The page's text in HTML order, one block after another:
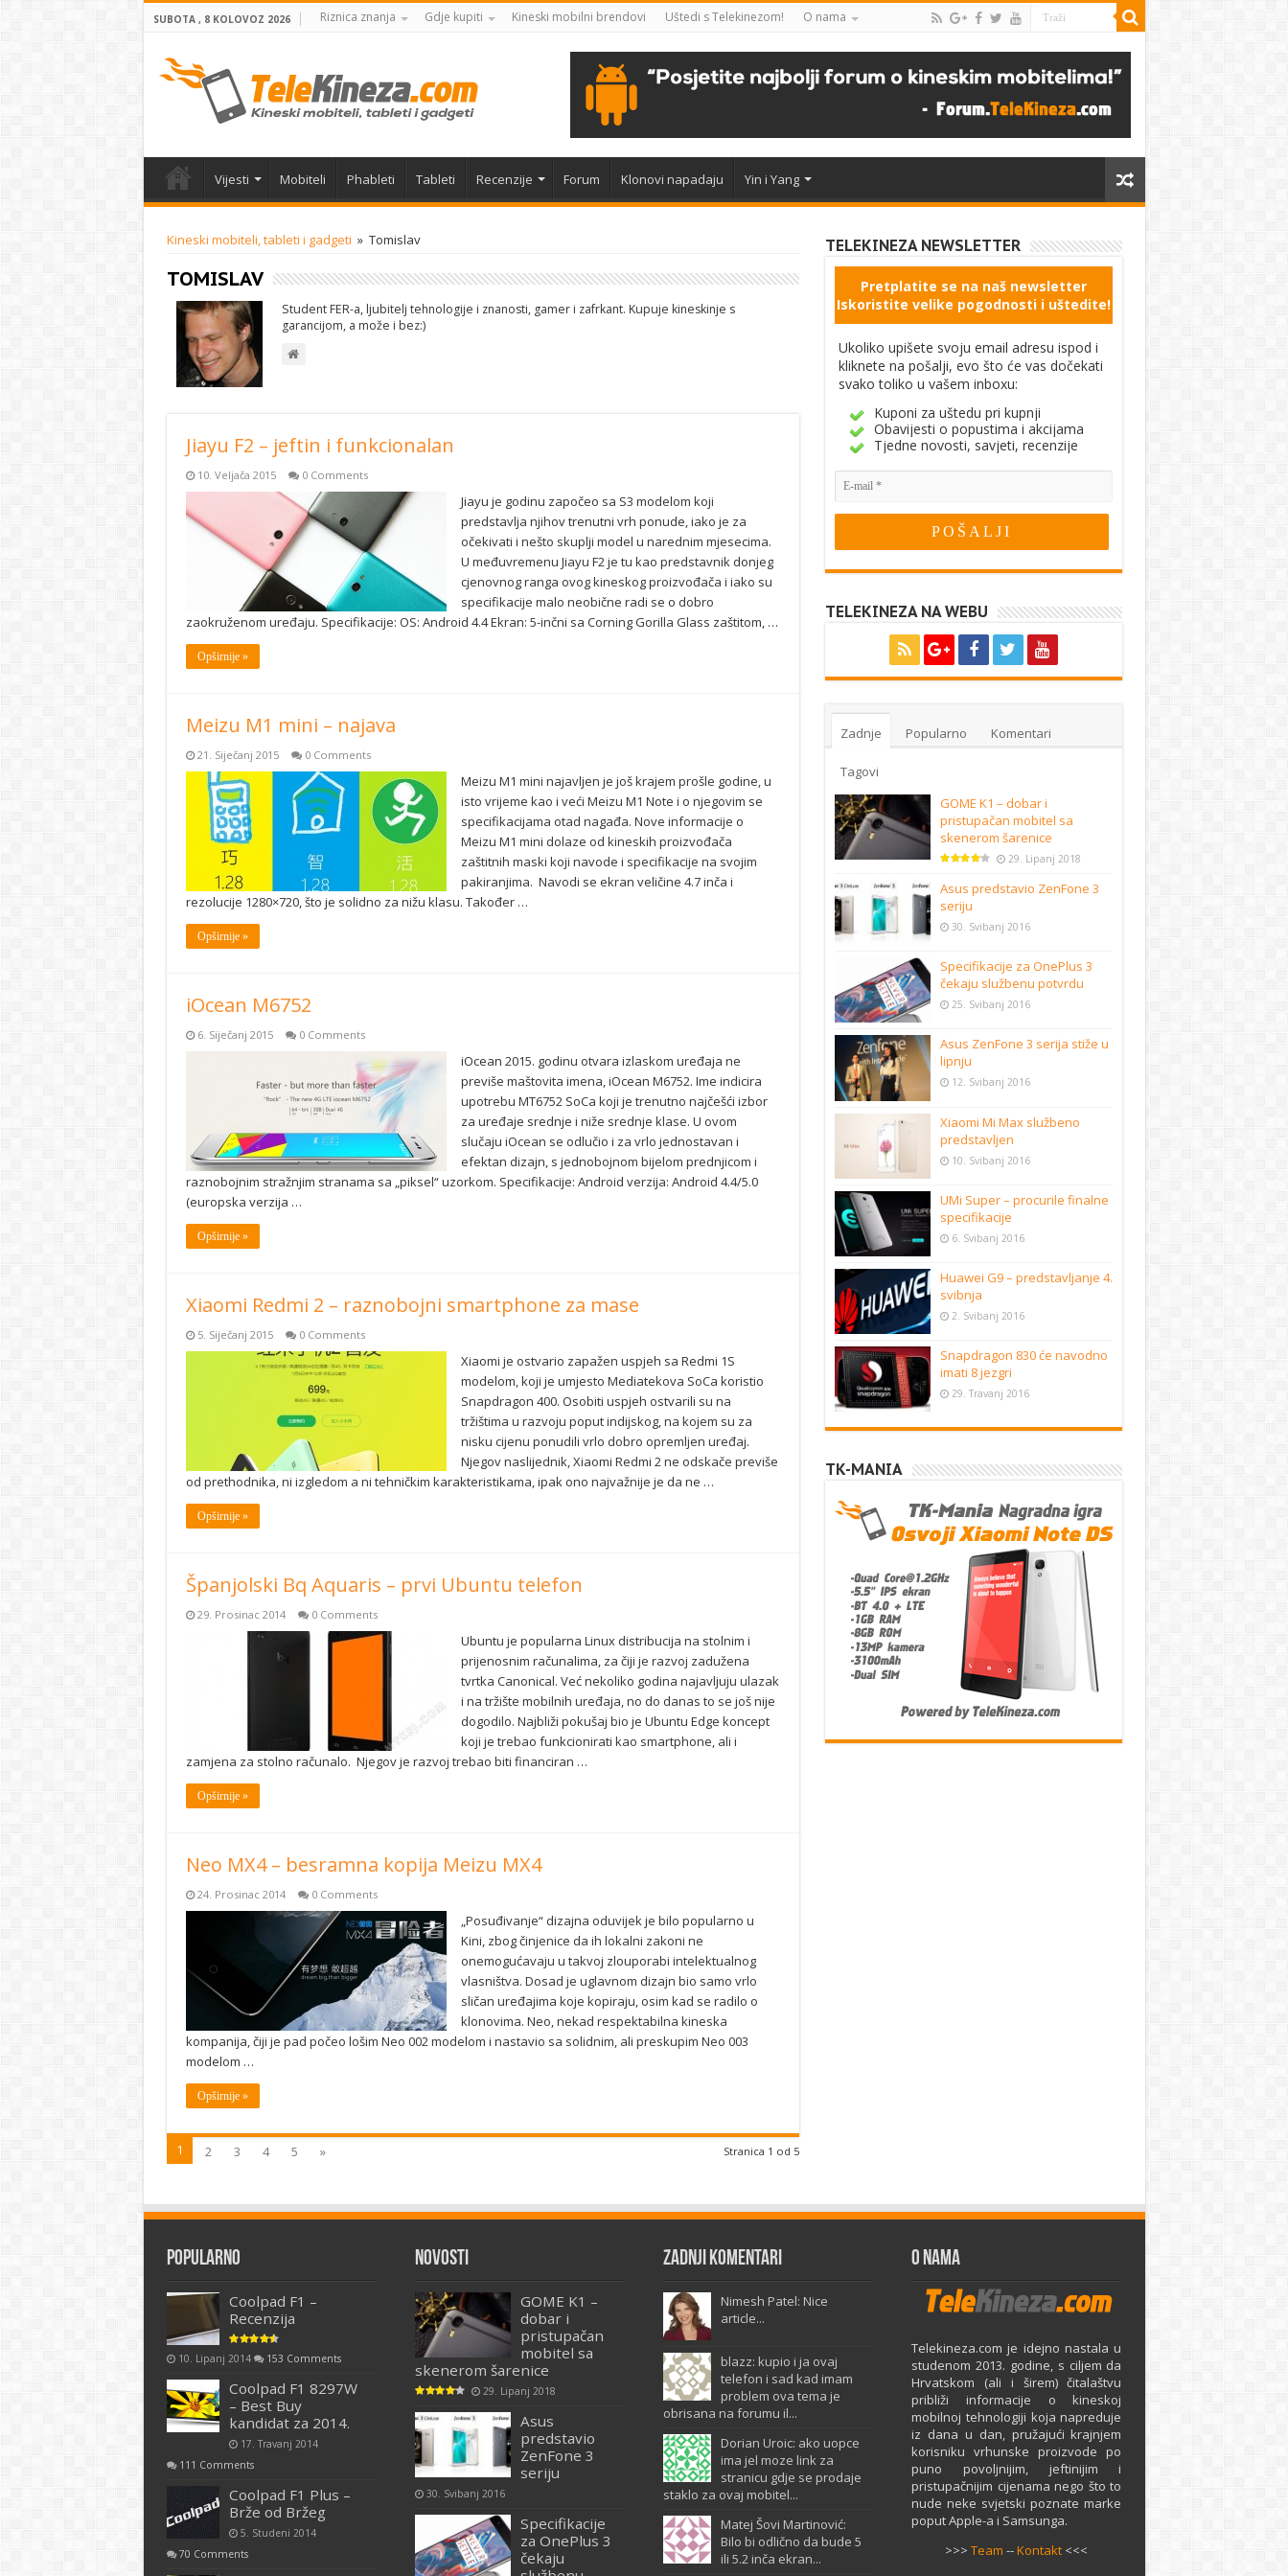
SUBOTA , 8 KOLOVOZ 2026 Riznica znanja Gdje kupiti Kineski mobilni brendovi Uštedi s Telekinezom! O nama
Vijesti Mobiteli Phableti Tableti Recenzije Forum Klonovi napadaju Yin i Yang
Kineski mobiteli, tableti i gadgeti » Tomislav
TOMISLAV
Student FER-a, ljubitelj tehnologije i znanosti, gamer i zafrkant. Kupuje kineskinje s
garancijom, a može i bez:)
Jiayu F2 – jeftin i funkcionalan
10. Veljača 2015 0 Comments
Jiayu je godinu započeo sa S3 modelom koji
predstavlja njihov trenutni vrh ponude, iako je za
očekivati i nešto skuplji model u narednim mjesecima.
U međuvremenu Jiayu F2 je tu kao predstavnik donjeg
cjenovnog ranga ovog kineskog proizvođača i iako su
specifikacije malo neobične radi se o dobro
zaokruženom uređaju. Specifikacije: OS: Android 4.4 Ekran: 5-inčni sa Corning Gorilla Glass zaštitom, …
Opširnije »
Meizu M1 mini – najava
21. Siječanj 2015 0 Comments
Meizu M1 mini najavljen je još krajem prošle godine, u
isto vrijeme kao i veći Meizu M1 Note i o njegovim se
specifikacijama otad nagađa. Nove informacije o
Meizu M1 mini dolaze od kineskih proizvođača
zaštitnih maski koji navode i specifikacije na svojim
pakiranjima. Navodi se ekran veličine 4.7 inča i
rezolucije 1280×720, što je solidno za nižu klasu. Također …
Opširnije »
iOcean M6752
6. Siječanj 2015 0 Comments
iOcean 2015. godinu otvara izlaskom uređaja ne
previše maštovita imena, iOcean M6752. Ime indicira
upotrebu MT6752 SoCa koji je trenutno najčešći izbor
za uređaje srednje i niže srednje klase. U ovom
slučaju iOcean se odlučio i za vrlo jednostavan i
efektan dizajn, s jednobojnom bijelom prednjicom i
raznobojnim stražnjim stranama sa „piksel“ uzorkom. Specifikacije: Android verzija: Android 4.4/5.0
(europska verzija …
Opširnije »
Xiaomi Redmi 2 – raznobojni smartphone za mase
5. Siječanj 2015 0 Comments
Xiaomi je ostvario zapažen uspjeh sa Redmi 1S
modelom, koji je umjesto Mediatekova SoCa koristio
Snapdragon 400. Osobiti uspjeh ostvarili su na
tržištima u razvoju poput indijskog, na kojem su za
nisku cijenu ponudili vrlo dobro opremljen uređaj.
Njegov naslijednik, Xiaomi Redmi 2 ne odskače previše
od prethodnika, ni izgledom a ni tehničkim karakteristikama, ipak ono najvažnije je da ne …
Opširnije »
Španjolski Bq Aquaris – prvi Ubuntu telefon
29. Prosinac 2014 0 Comments
Ubuntu je popularna Linux distribucija na stolnim i
prijenosnim računalima, za čiji je razvoj zadužena
tvrtka Canonical. Već nekoliko godina najavljuju ulazak
i na tržište mobilnih uređaja, no do danas to se još nije
dogodilo. Najbliži pokušaj bio je Ubuntu Edge koncept
koji je trebao funkcionirati kao smartphone, ali i
zamjena za stolno računalo. Njegov je razvoj trebao biti financiran …
Opširnije »
Neo MX4 – besramna kopija Meizu MX4
24. Prosinac 2014 0 Comments
„Posuđivanje“ dizajna oduvijek je bilo popularno u
Kini, zbog činjenice da ih lokalni zakoni ne
onemogućavaju u takvoj zlouporabi intelektualnog
vlasništva. Dosad je uglavnom dizajn bio samo vrlo
sličan uređajima koje kopiraju, osim kad se radilo o
klonovima. Neo, nekad respektabilna kineska
kompanija, čiji je pad počeo lošim Neo 002 modelom i nastavio sa solidnim, ali preskupim Neo 003
modelom …
Opširnije »
Stranica 1 od 5
1 2 3 4 5 »
TELEKINEZA NEWSLETTER
Pretplatite se na naš newsletter
Iskoristite velike pogodnosti i uštedite!
Ukoliko upišete svoju email adresu ispod i
kliknete na pošalji, evo što će vas dočekati
svako toliko u vašem inboxu:
Kuponi za uštedu pri kupnji
Obavijesti o popustima i akcijama
Tjedne novosti, savjeti, recenzije
TELEKINEZA NA WEBU
Zadnje Popularno Komentari
Tagovi
GOME K1 – dobar i
pristupačan mobitel sa
skenerom šarenice
29. Lipanj 2018
Asus predstavio ZenFone 3
seriju
30. Svibanj 2016
Specifikacije za OnePlus 3
čekaju službenu potvrdu
25. Svibanj 2016
Asus ZenFone 3 serija stiže u
lipnju
12. Svibanj 2016
Xiaomi Mi Max službeno
predstavljen
10. Svibanj 2016
UMi Super – procurile finalne
specifikacije
6. Svibanj 2016
Huawei G9 – predstavljanje 4.
svibnja
2. Svibanj 2016
Snapdragon 830 će navodno
imati 8 jezgri
29. Travanj 2016
TK-MANIA
Popularno
Coolpad F1 –
Recenzija
10. Lipanj 2014 153 Comments
Coolpad F1 8297W
– Best Buy
kandidat za 2014.
17. Travanj 2014
111 Comments
Coolpad F1 Plus –
Brže od Bržeg
5. Studeni 2014
70 Comments
Novosti
GOME K1 –
dobar i
pristupačan
mobitel sa
skenerom šarenice
29. Lipanj 2018
Asus
predstavio
ZenFone 3
seriju
30. Svibanj 2016
Specifikacije
za OnePlus 3
čekaju
Zadnji komentari
Nimesh Patel: Nice
article...
blazz: kupio i ja ovaj
telefon i sad kad imam
problem ova tema je
obrisana na forumu il...
Dorian Uroic: ako uopce
ima jel moze link za
stranicu gdje se prodaje
staklo za ovaj mobitel...
Matej Šovi Martinović:
Bilo bi odlično da bude 5
ili 5.2 inča ekran...
O Nama
Telekineza.com je idejno nastala u
studenom 2013. godine, s ciljem da
Hrvatskom (ali i širem) čitalaštvu
približi informacije o kineskoj
mobilnoj tehnologiji koja napreduje
iz dana u dan, pružajući krajnjem
korisniku vrhunske proizvode po
puno povoljnijim, jeftinijim i
pristupačnijim cijenama nego što to
nude neke svjetski poznate marke
poput Apple-a i Samsunga.
>>>Team --Kontakt <<<